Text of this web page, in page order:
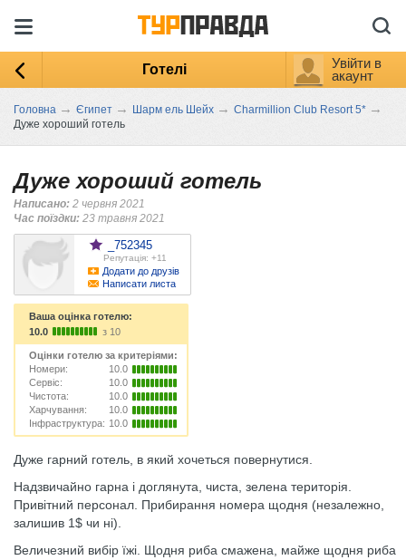
Готелі
Увійти в
акаунт
Головна → Єгипет → Шарм ель Шейх → Charmillion Club Resort 5* →
Дуже хороший готель
Дуже хороший готель
Написано: 2 червня 2021
Час поїздки: 23 травня 2021
_752345
Репутація: +11
Додати до друзів
Написати листа
Ваша оцінка готелю:
10.0
з 10
Оцінки готелю за критеріями:
Номери:
10.0
Сервіс:
10.0
Чистота:
10.0
Харчування:
10.0
Інфраструктура: 10.0
Дуже гарний готель, в який хочеться повернутися.
Надзвичайно гарна і доглянута, чиста, зелена територія.
Привітний персонал. Прибирання номера щодня (незалежно,
залишив 1$ чи ні).
Величезний вибір їжі. Щодня риба смажена, майже щодня риба